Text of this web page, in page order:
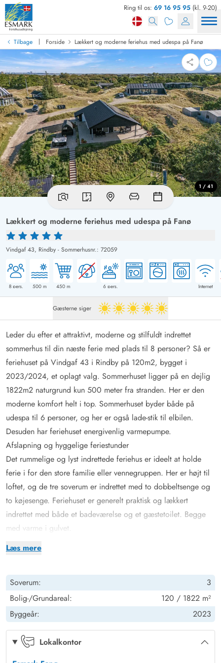
Ring til os: 69 16 95 95 (kl. 9-20)
Tilbage | Forside Lækkert og moderne feriehus med udespa på Fanø
Lækkert og moderne feriehus med udespa på Fanø
Vindgaf 43, Rindby - Sommerhusnr.: 72059
8pers. 500m 450m 6 pers. Internet
1 / 41
Gæsterne siger 5 ud af 5
Læs mere
Leder du efter et attraktivt, moderne og stilfuldt indrettet
sommerhus til din næste ferie med plads til 8 personer? Så er
feriehuset på Vindgaf 43 i Rindby på 120m2, bygget i
2023/2024, et oplagt valg. Sommerhuset ligger på en dejlig
1822m2 naturgrund kun 500 meter fra stranden. Her er den
moderne komfort helt i top. Sommerhuset byder både på
udespa til 6 personer, og her er også lade-stik til elbilen.
Desuden har feriehuset energivenlig varmepumpe.
Afslapning og hyggelige feriestunder
Det rummelige og lyst indrettede feriehus er ideelt at holde
ferie i for den store familie eller vennegruppen. Her er højt til
loftet, og de tre soverum er indrettet med to dobbeltsenge og
to køjesenge. Feriehuset er generelt praktisk og lækkert
indrettet med både et badeværelse og et gæstetoilet. Begge
med varme i gulvet.
Det hyggelige køkken og alrum danner rammen for den
eller en god film på tv. Køkkenet har opvaskemaskine,
køleskab, induktion med ovn og en separat 60 liters fryser.
Desuden er der både vaskemaskine og tørretumbler til
rådighed.
Dejlig, åben og ugeneret terrasse
Soverum:
3
Bolig-/Grundareal:
120 / 1822 m²
Byggeår:
2023
Lokalkontor